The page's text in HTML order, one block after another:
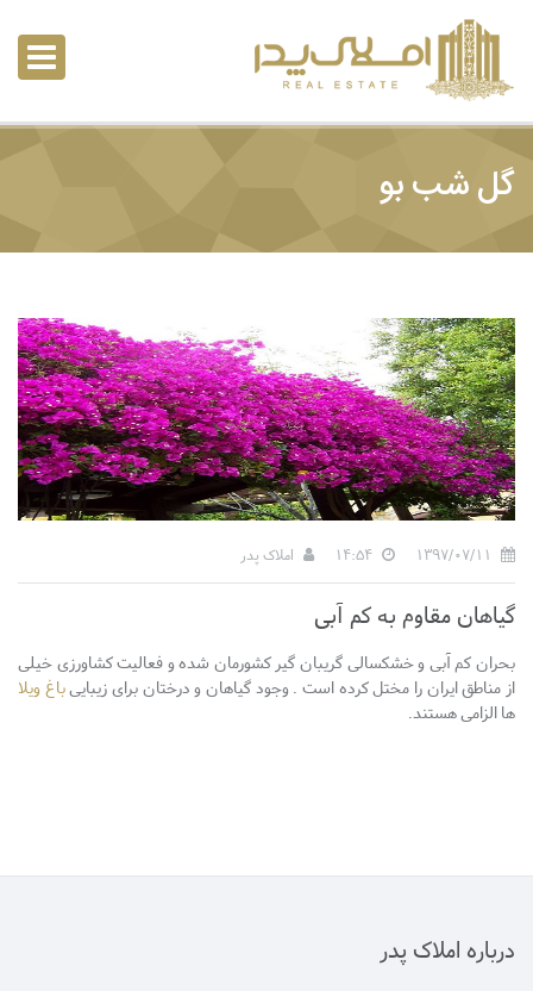
گل شب بو
املاک پدر
گیاهان مقاوم به کم آبی
بحران کم آبی و خشکسالی گریبان گیر کشورمان شده و فعالیت کشاورزی خیلی
از مناطق ایران را مختل کرده است . وجود گیاهان و درختان برای زیباییباغ ویلا
ها الزامی هستند.
درباره املاک پدر